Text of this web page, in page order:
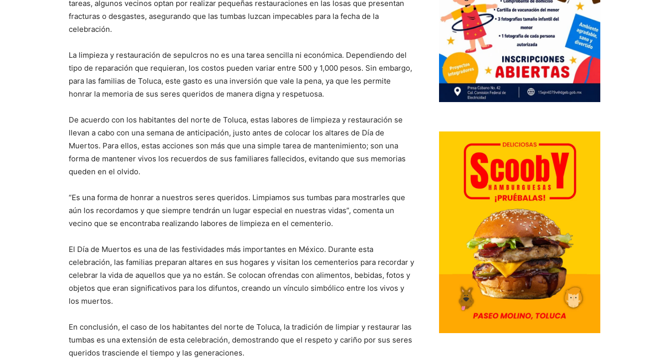
tareas, algunos vecinos optan por realizar pequeñas restauraciones en las losas que presentan
fracturas o desgastes, asegurando que las tumbas luzcan impecables para la fecha de la
celebración.
La limpieza y restauración de sepulcros no es una tarea sencilla ni económica. Dependiendo del
tipo de reparación que requieran, los costos pueden variar entre 500 y 1,000 pesos. Sin embargo,
para las familias de Toluca, este gasto es una inversión que vale la pena, ya que les permite
honrar la memoria de sus seres queridos de manera digna y respetuosa.
De acuerdo con los habitantes del norte de Toluca, estas labores de limpieza y restauración se
llevan a cabo con una semana de anticipación, justo antes de colocar los altares de Día de
Muertos. Para ellos, estas acciones son más que una simple tarea de mantenimiento; son una
forma de mantener vivos los recuerdos de sus familiares fallecidos, evitando que sus memorias
queden en el olvido.
“Es una forma de honrar a nuestros seres queridos. Limpiamos sus tumbas para mostrarles que
aún los recordamos y que siempre tendrán un lugar especial en nuestras vidas”, comenta un
vecino que se encontraba realizando labores de limpieza en el cementerio.
El Día de Muertos es una de las festividades más importantes en México. Durante esta
celebración, las familias preparan altares en sus hogares y visitan los cementerios para recordar y
celebrar la vida de aquellos que ya no están. Se colocan ofrendas con alimentos, bebidas, fotos y
objetos que eran significativos para los difuntos, creando un vínculo simbólico entre los vivos y
los muertos.
En conclusión, el caso de los habitantes del norte de Toluca, la tradición de limpiar y restaurar las
tumbas es una extensión de esta celebración, demostrando que el respeto y cariño por sus seres
queridos trasciende el tiempo y las generaciones.